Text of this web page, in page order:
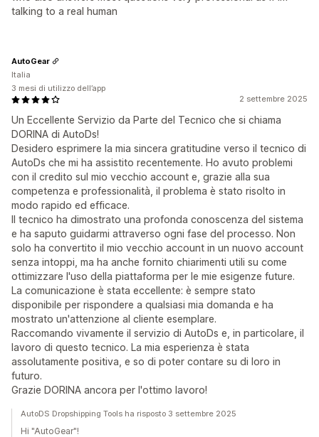
talking to a real human
2 settembre 2025
Un Eccellente Servizio da Parte del Tecnico che si chiama
DORINA di AutoDs!
Desidero esprimere la mia sincera gratitudine verso il tecnico di
AutoDs che mi ha assistito recentemente. Ho avuto problemi
con il credito sul mio vecchio account e, grazie alla sua
competenza e professionalità, il problema è stato risolto in
modo rapido ed efficace.
Il tecnico ha dimostrato una profonda conoscenza del sistema
e ha saputo guidarmi attraverso ogni fase del processo. Non
solo ha convertito il mio vecchio account in un nuovo account
senza intoppi, ma ha anche fornito chiarimenti utili su come
ottimizzare l'uso della piattaforma per le mie esigenze future.
La comunicazione è stata eccellente: è sempre stato
disponibile per rispondere a qualsiasi mia domanda e ha
mostrato un'attenzione al cliente esemplare.
Raccomando vivamente il servizio di AutoDs e, in particolare, il
lavoro di questo tecnico. La mia esperienza è stata
assolutamente positiva, e so di poter contare su di loro in
futuro.
Grazie DORINA ancora per l'ottimo lavoro!
AutoGear
Italia
3 mesi di utilizzo dell’app
AutoDS Dropshipping Tools ha risposto 3 settembre 2025
Hi "AutoGear"!